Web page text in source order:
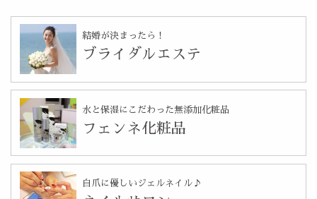
結婚が決まったら！
ブライダルエステ
水と保湿にこだわった無添加化粧品
フェンネ化粧品
自爪に優しいジェルネイル♪